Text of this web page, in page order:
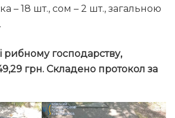
– 18 шт., сом – 2 шт., загальною
рибному господарству,
грн. Складено протокол за